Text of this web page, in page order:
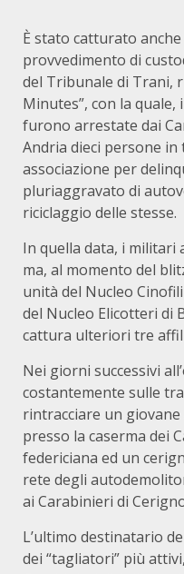
È stato catturato
provvedimento di
del Tribunale di Trani,
Minutes”, con la
furono arrestate dai
Andria dieci persone in
associazione per
pluriaggravato di
riciclaggio delle stesse.
In quella data, i militari
ma, al momento del
unità del Nucleo
del Nucleo Elicotteri di
cattura ulteriori tre
Nei giorni successivi
costantemente sulle
rintracciare un
presso la caserma dei
federiciana ed un
rete degli
ai Carabinieri di
L’ultimo destinatario
dei “tagliatori” più